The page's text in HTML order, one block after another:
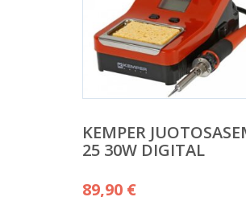
KEMPER
25 30W DIGITAL
89,90 €